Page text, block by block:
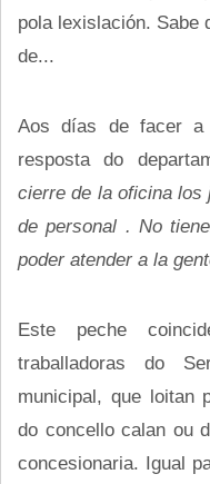
pola lexislación. Sabe
de...
Aos días de facer a
resposta do
cierre de la oficina los
de personal . No
poder atender a la
Este peche
traballadoras do
municipal, que loitan
do concello calan ou
concesionaria. Igual